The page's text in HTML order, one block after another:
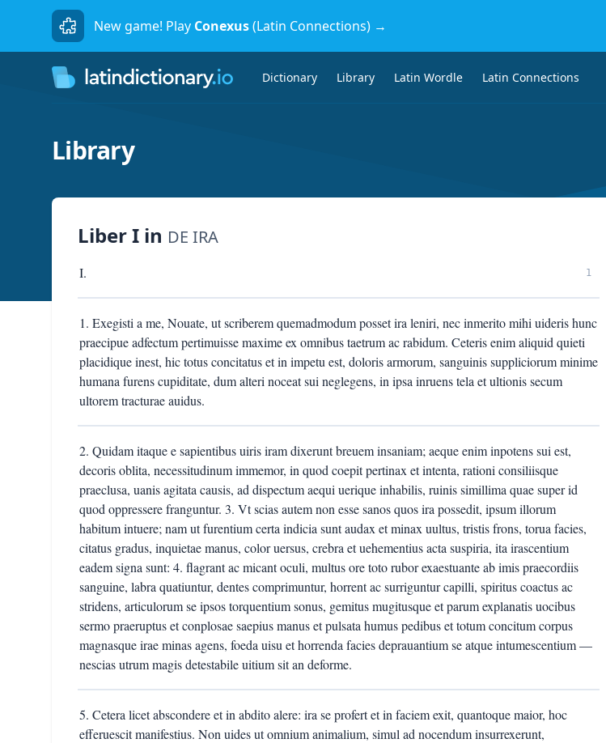
New game! Play Conexus(Latin Connections) →
Dictionary Library Latin Wordle Latin Connections
Library
Liber I in DE IRA
I. 1
1. Exegisti a me, Nouate, ut scriberem quemadmodum posset ira leniri, nec inmerito mihi uideris hunc
praecipue adfectum pertimuisse maxime ex omnibus taetrum ac rabidum. Ceteris enim aliquid quieti
placidique inest, hic totus concitatus et in impetu est, doloris armorum, sanguinis suppliciorum minime
humana furens cupiditate, dum alteri noceat sui neglegens, in ipsa inruens tela et ultionis secum
ultorem tracturae auidus.
2. Quidam itaque e sapientibus uiris iram dixerunt breuem insaniam; aeque enim inpotens sui est,
decoris oblita, necessitudinum immemor, in quod coepit pertinax et intenta, rationi consiliisque
praeclusa, uanis agitata causis, ad dispectum aequi uerique inhabilis, ruinis simillima quae super id
quod oppressere franguntur. 3. Vt scias autem non esse sanos quos ira possedit, ipsum illorum
habitum intuere; nam ut furentium certa indicia sunt audax et minax uultus, tristis frons, torua facies,
citatus gradus, inquietae manus, color uersus, crebra et uehementius acta suspiria, ita irascentium
eadem signa sunt: 4. flagrant ac micant oculi, multus ore toto rubor exaestuante ab imis praecordiis
sanguine, labra quatiuntur, dentes comprimuntur, horrent ac surriguntur capilli, spiritus coactus ac
stridens, articulorum se ipsos torquentium sonus, gemitus mugitusque et parum explanatis uocibus
sermo praeruptus et conplosae saepius manus et pulsata humus pedibus et totum concitum corpus
magnasque irae minas agens, foeda uisu et horrenda facies deprauantium se atque intumescentium —
nescias utrum magis detestabile uitium sit an deforme.
5. Cetera licet abscondere et in abdito alere: ira se profert et in faciem exit, quantoque maior, hoc
efferuescit manifestius. Non uides ut omnium animalium, simul ad nocendum insurrexerunt,